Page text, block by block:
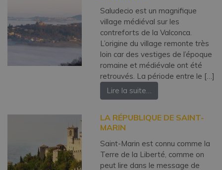
Saludecio est un magnifique
village médiéval sur les
contreforts de la Valconca.
L’origine du village remonte très
loin car des vestiges de l’époque
romaine et médiévale ont été
retrouvés. La période entre le […]
Lire la suite…
LA RÉPUBLIQUE DE SAINT-
MARIN
Saint-Marin est connu comme la
Terre de la Liberté, comme on
peut lire dans le message de